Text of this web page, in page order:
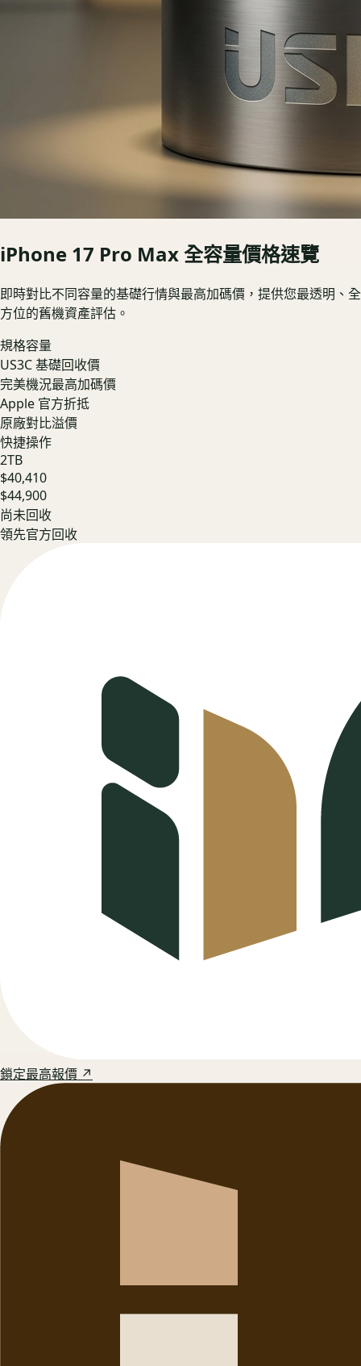
iPhone 17 Pro Max全容量價格速覽
即時對比不同容量的基礎行情與最高加碼價，提供您最透明、全
方位的舊機資產評估。
規格容量
US3C 基礎回收價
完美機況最高加碼價
Apple 官方折抵
原廠對比溢價
快捷操作
2TB
$40,410
$44,900
尚未回收
領先官方回收
鎖定最高報價 ↗